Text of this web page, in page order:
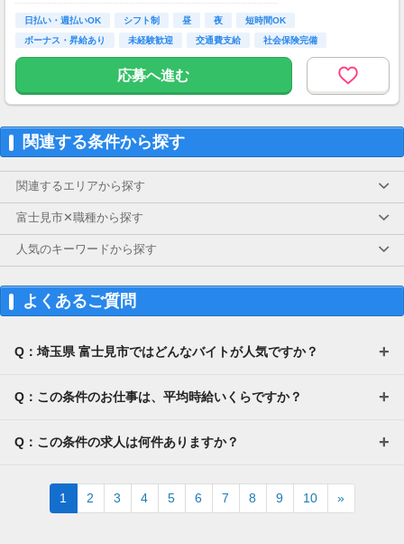
日払い・週払いOK シフト制 昼 夜
短時間OK
ボーナス・昇給あり
未経験歓迎 交通費支給 社会保険完備
応募へ進む
関連する条件から探す
関連するエリアから探す
富士見市✕職種から探す
人気のキーワードから探す
よくあるご質問
Q：埼玉県 富士見市ではどんなバイトが人気ですか？
Q：この条件のお仕事は、平均時給いくらですか？
Q：この条件の求人は何件ありますか？
1 2 3 4 5 6 7 8 9 10 »Next